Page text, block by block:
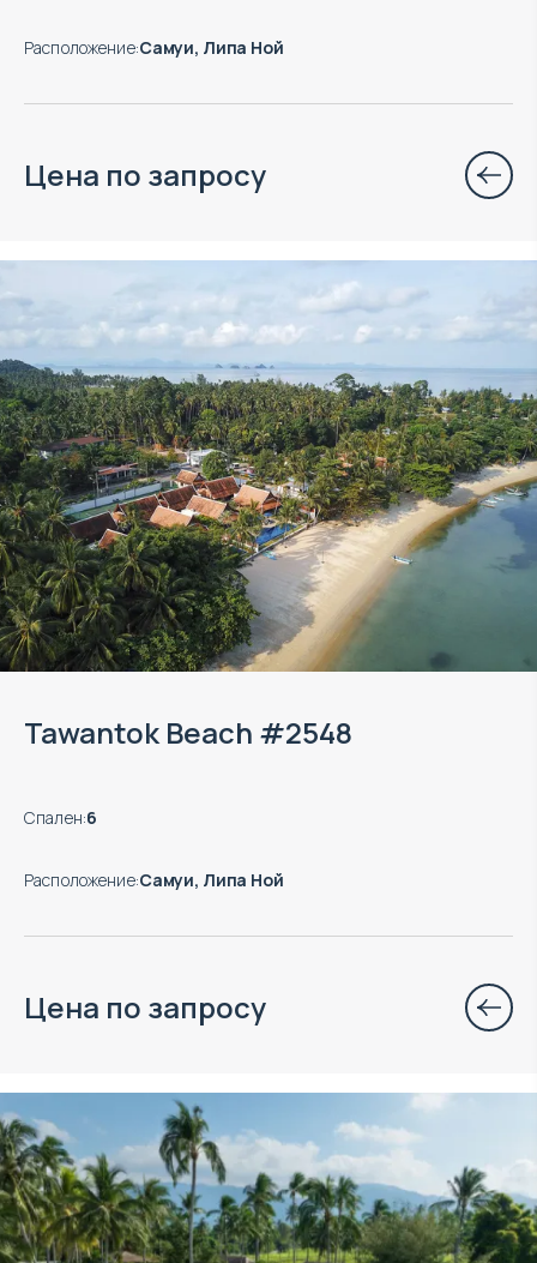
Расположение:Самуи, Липа Ной
Цена по запросу
Tawantok Beach #2548
Спален:6
Расположение:Самуи, Липа Ной
Цена по запросу